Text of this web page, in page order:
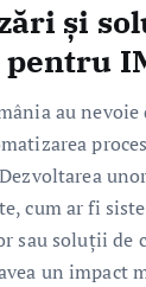
și
pentru
au
cum ar fi
sau soluții de
un impact